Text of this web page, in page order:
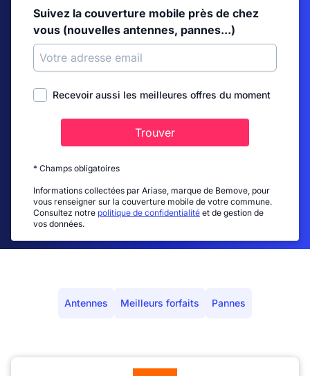
Suivez la couverture mobile près de chez
vous (nouvelles antennes, pannes...)
Recevoir aussi les meilleures offres du moment
Trouver
* Champs obligatoires
Informations collectées par Ariase, marque de Bemove, pour
vous renseigner sur la couverture mobile de votre commune.
Consultez notre politique de confidentialité et de gestion de
vos données.
Antennes Meilleurs forfaits Pannes